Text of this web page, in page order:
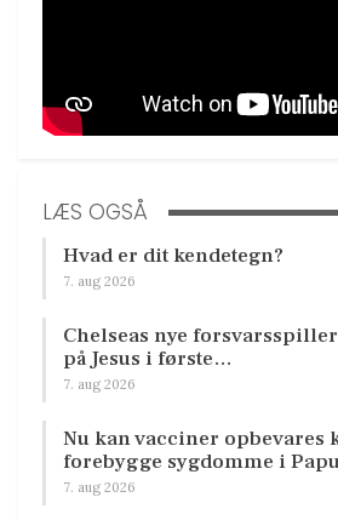
LÆS OGSÅ
Hvad er dit kendetegn?
7. aug 2026
Chelseas nye
på Jesus i første…
7. aug 2026
Nu kan vacciner opbevares
forebygge sygdomme i
7. aug 2026